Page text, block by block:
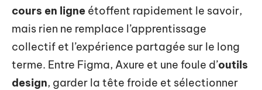
cours en ligne étoffent rapidement le savoir,
mais rien ne remplace l’apprentissage
collectif et l’expérience partagée sur le long
terme. Entre Figma, Axure et une foule d’outils
design, garder la tête froide et sélectionner